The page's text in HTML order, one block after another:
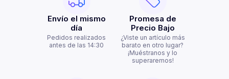
Envío el mismo
día
Pedidos realizados
antes de las 14:30
Promesa de
Precio Bajo
¿Viste un artículo más
barato en otro lugar?
¡Muéstranos y lo
superaremos!